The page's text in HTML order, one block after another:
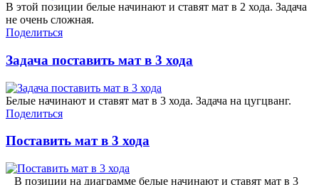
В этой позиции белые начинают и ставят мат в 2 хода. Задача
не очень сложная.
Поделиться
Задача поставить мат в 3 хода
Белые начинают и ставят мат в 3 хода. Задача на цугцванг.
Поделиться
Поставить мат в 3 хода
В позиции на диаграмме белые начинают и ставят мат в 3